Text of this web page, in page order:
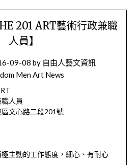
201 ART藝術行政兼職
人員】
09-08 by 自由人藝文資訊
Men Art News
人員
文心路二段201號
主動的工作態度，細心、有耐心